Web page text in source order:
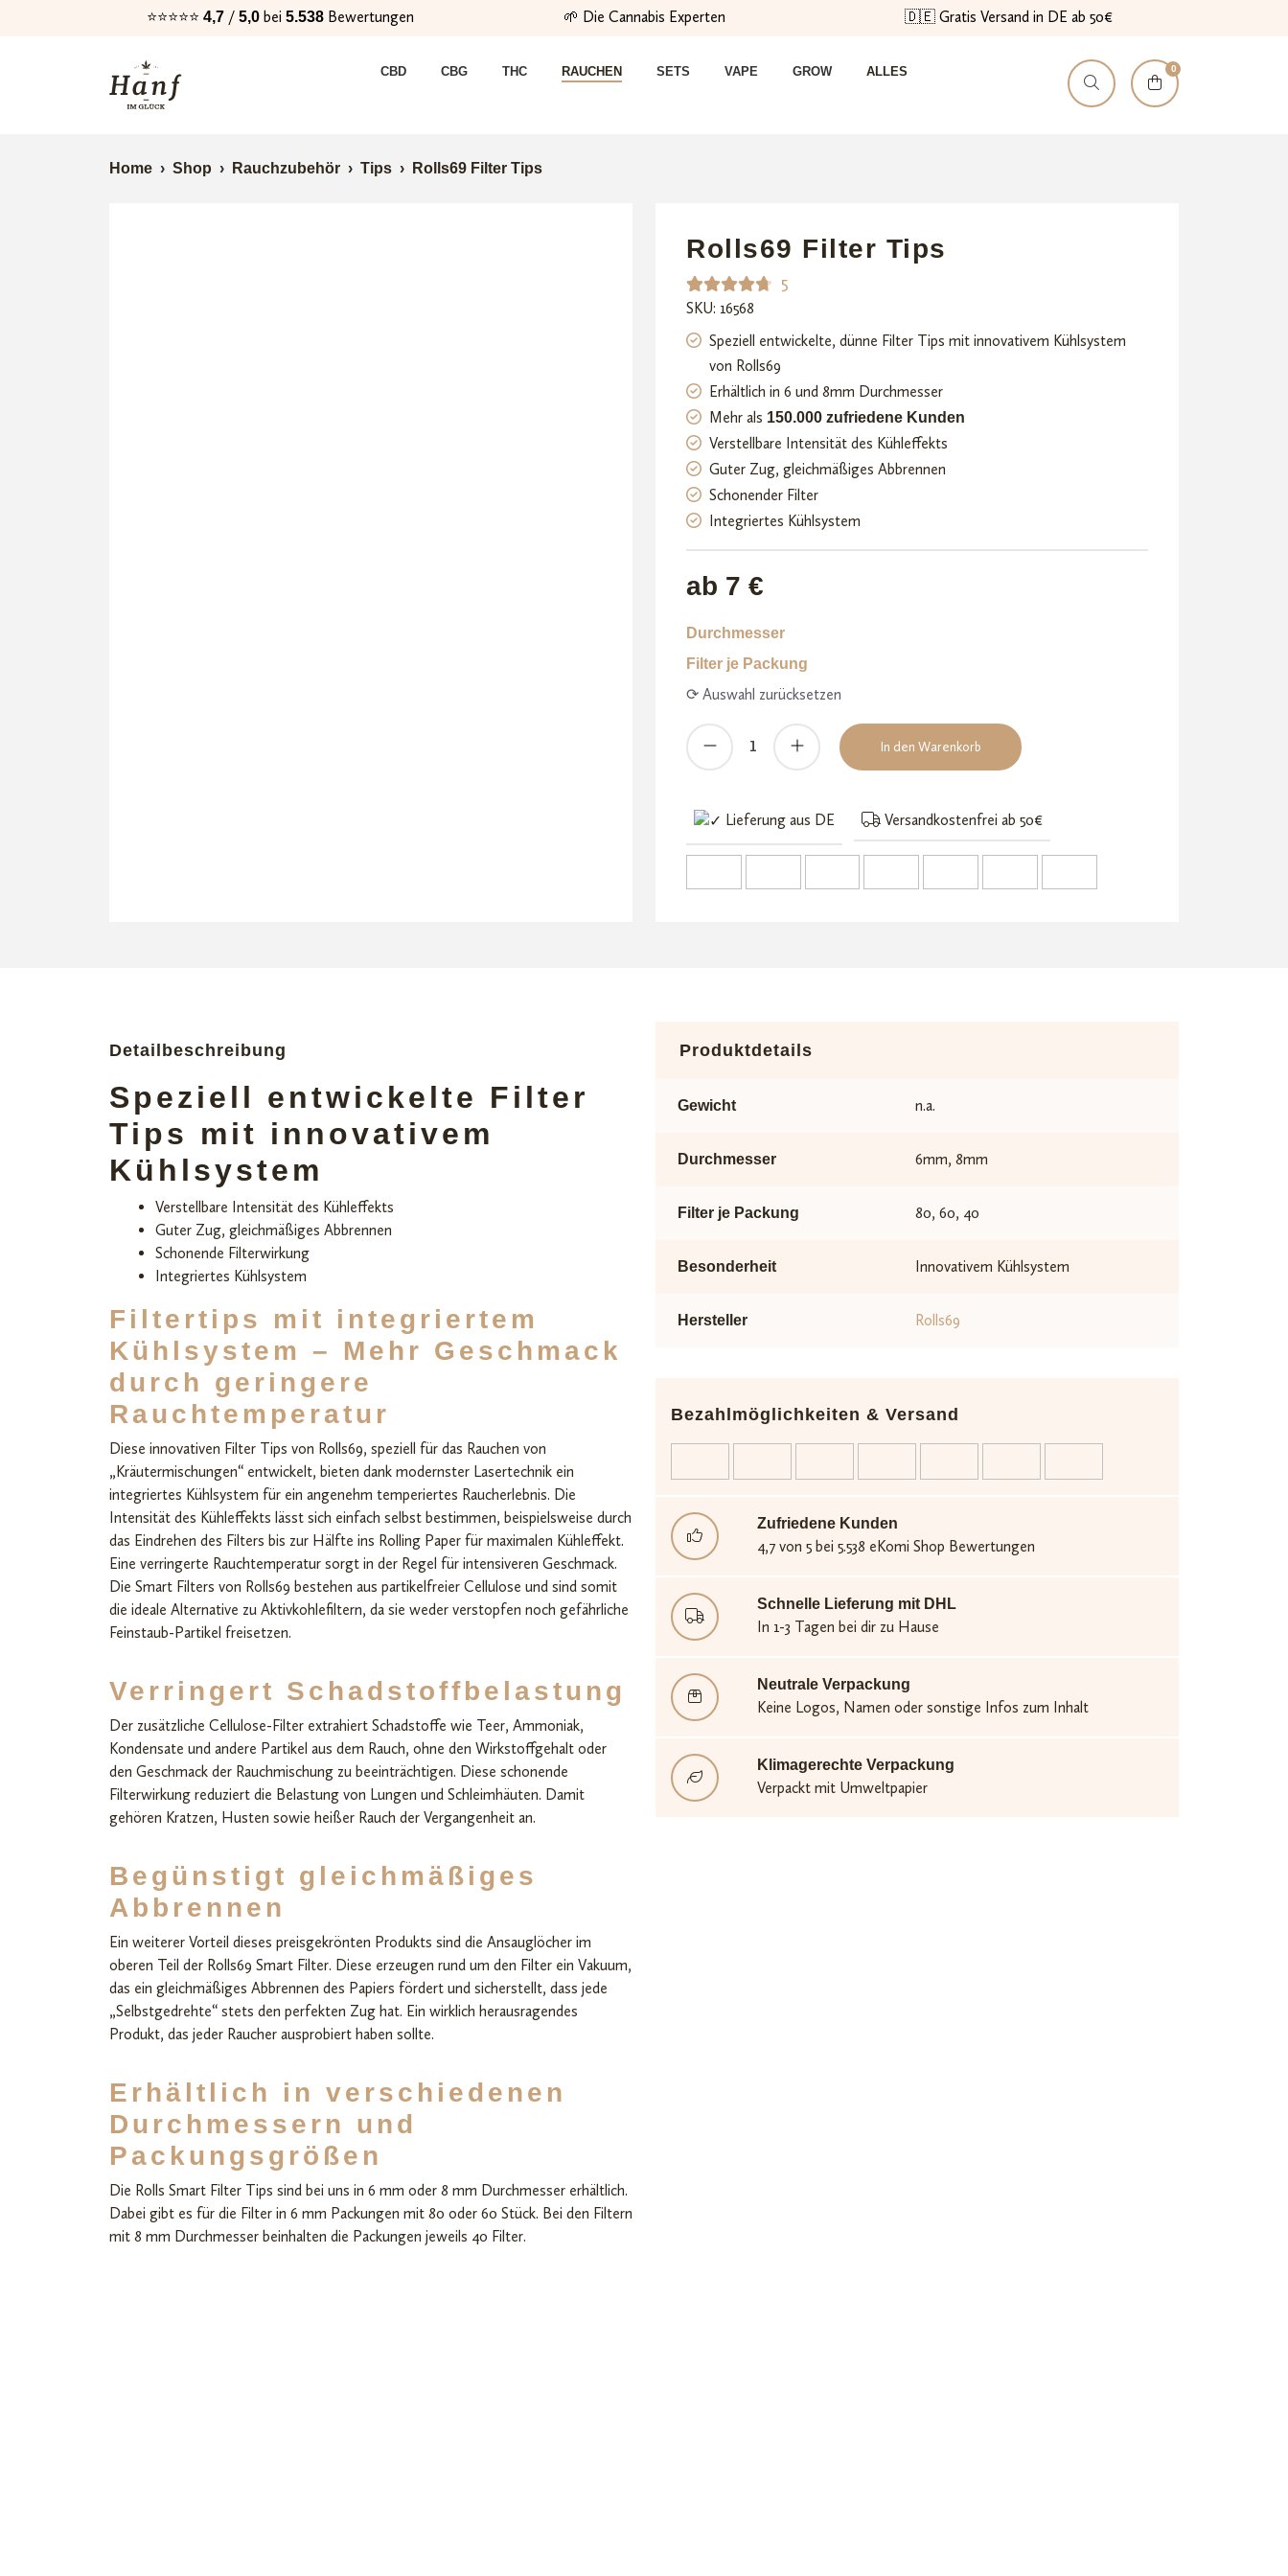
⭐⭐⭐⭐⭐ 4,7/ 5,0bei 5.538Bewertungen 🌱 Die Cannabis Experten 🇩🇪 Gratis Versand in DE ab 50€
Navigation
Zum
Inhalt
CBD CBG THC RAUCHEN SETS VAPE GROW ALLES 0
Home › Shop › Rauchzubehör › Tips › Rolls69 Filter Tips
Rolls69 Filter Tips
Bewerte
t mit
4.80
von
basieren
d auf
5
Kundenb
ewertun
gen
5
SKU: 16568
Speziell entwickelte, dünne Filter Tips mit innovativem Kühlsystem
von Rolls69
Erhältlich in 6 und 8mm Durchmesser
Mehr als 150.000 zufriedene Kunden
Verstellbare Intensität des Kühleffekts
Guter Zug, gleichmäßiges Abbrennen
Schonender Filter
Integriertes Kühlsystem
ab 7 €
Durchmesser
Filter je Packung
⟳ Auswahl zurücksetzen
Rolls69
Filter
In den Warenkorb
Lieferung aus DE Versandkostenfrei ab 50€
Detailbeschreibung
Speziell entwickelte Filter
Tips mit innovativem
Kühlsystem
Verstellbare Intensität des Kühleffekts
Guter Zug, gleichmäßiges Abbrennen
Schonende Filterwirkung
Integriertes Kühlsystem
Filtertips mit integriertem
Kühlsystem – Mehr Geschmack
durch geringere
Rauchtemperatur
Diese innovativen Filter Tips von Rolls69, speziell für das Rauchen von
„Kräutermischungen“ entwickelt, bieten dank modernster Lasertechnik ein
integriertes Kühlsystem für ein angenehm temperiertes Raucherlebnis. Die
Intensität des Kühleffekts lässt sich einfach selbst bestimmen, beispielsweise durch
das Eindrehen des Filters bis zur Hälfte ins Rolling Paper für maximalen Kühleffekt.
Eine verringerte Rauchtemperatur sorgt in der Regel für intensiveren Geschmack.
Die Smart Filters von Rolls69 bestehen aus partikelfreier Cellulose und sind somit
die ideale Alternative zu Aktivkohlefiltern, da sie weder verstopfen noch gefährliche
Feinstaub-Partikel freisetzen.
Verringert Schadstoffbelastung
Der zusätzliche Cellulose-Filter extrahiert Schadstoffe wie Teer, Ammoniak,
Kondensate und andere Partikel aus dem Rauch, ohne den Wirkstoffgehalt oder
den Geschmack der Rauchmischung zu beeinträchtigen. Diese schonende
Filterwirkung reduziert die Belastung von Lungen und Schleimhäuten. Damit
gehören Kratzen, Husten sowie heißer Rauch der Vergangenheit an.
Begünstigt gleichmäßiges
Abbrennen
Ein weiterer Vorteil dieses preisgekrönten Produkts sind die Ansauglöcher im
oberen Teil der Rolls69 Smart Filter. Diese erzeugen rund um den Filter ein Vakuum,
das ein gleichmäßiges Abbrennen des Papiers fördert und sicherstellt, dass jede
„Selbstgedrehte“ stets den perfekten Zug hat. Ein wirklich herausragendes
Produkt, das jeder Raucher ausprobiert haben sollte.
Erhältlich in verschiedenen
Durchmessern und
Packungsgrößen
Die Rolls Smart Filter Tips sind bei uns in 6 mm oder 8 mm Durchmesser erhältlich.
Dabei gibt es für die Filter in 6 mm Packungen mit 80 oder 60 Stück. Bei den Filtern
mit 8 mm Durchmesser beinhalten die Packungen jeweils 40 Filter.
Produktdetails
Gewicht n.a.
Durchmesser 6mm, 8mm
Filter je Packung 80, 60, 40
Besonderheit Innovativem Kühlsystem
Hersteller Rolls69
Bezahlmöglichkeiten & Versand
Zufriedene Kunden
4,7 von 5 bei 5.538 eKomi Shop Bewertungen
Schnelle Lieferung mit DHL
In 1-3 Tagen bei dir zu Hause
Neutrale Verpackung
Keine Logos, Namen oder sonstige Infos zum Inhalt
Klimagerechte Verpackung
Verpackt mit Umweltpapier